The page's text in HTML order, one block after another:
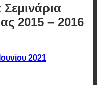
2015 – 2016
2021